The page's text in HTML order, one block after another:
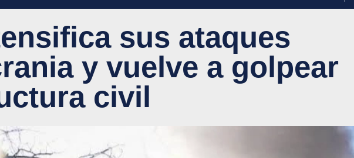
sus ataques
y vuelve a golpear
civil